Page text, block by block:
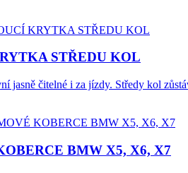
STŘEDU KOL
jasně čitelné i za jízdy. Středy kol
BMW X5, X6, X7